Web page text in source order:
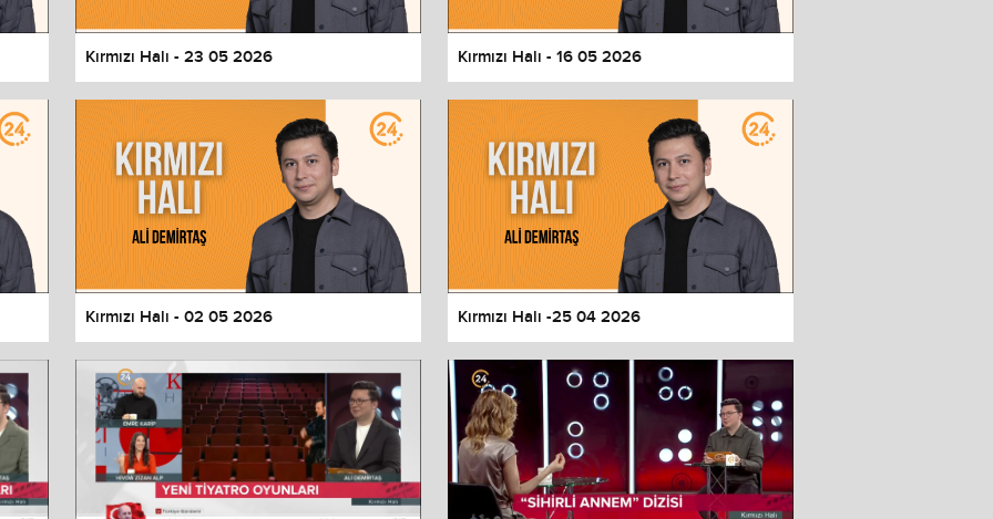
Kırmızı Halı - 23 05 2026 Kırmızı Halı - 16 05 2026
Kırmızı Halı - 02 05 2026 Kırmızı Halı -25 04 2026